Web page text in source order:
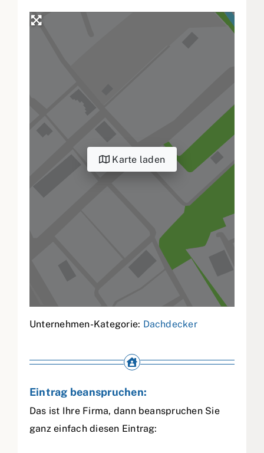
Karte laden
Unternehmen-Kategorie: Dachdecker
Eintrag beanspruchen:
Das ist Ihre Firma, dann beanspruchen Sie
ganz einfach diesen Eintrag: